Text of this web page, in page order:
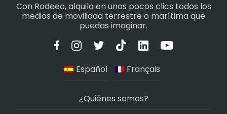
Con Rodeeo, alquila en unos pocos clics todos los
medios de movilidad terrestre o marítima que
puedas imaginar.
Español Français
¿Quiénes somos?